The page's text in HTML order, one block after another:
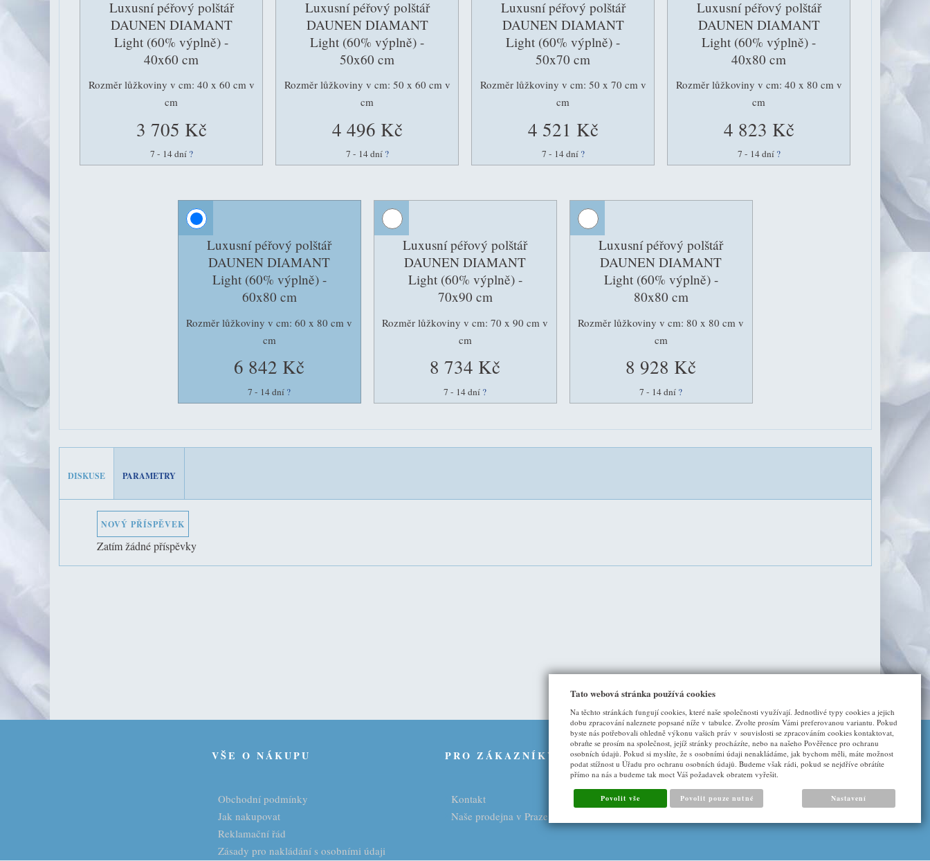
Luxusní péřový polštář
DAUNEN DIAMANT
Light (60% výplně) -
40x60 cm
Rozměr lůžkoviny v cm: 40 x 60 cm v
cm
3 705 Kč
7 - 14 dní ?
Luxusní péřový polštář
DAUNEN DIAMANT
Light (60% výplně) -
50x60 cm
Rozměr lůžkoviny v cm: 50 x 60 cm v
cm
4 496 Kč
7 - 14 dní ?
Luxusní péřový polštář
DAUNEN DIAMANT
Light (60% výplně) -
50x70 cm
Rozměr lůžkoviny v cm: 50 x 70 cm v
cm
4 521 Kč
7 - 14 dní ?
Luxusní péřový polštář
DAUNEN DIAMANT
Light (60% výplně) -
40x80 cm
Rozměr lůžkoviny v cm: 40 x 80 cm v
cm
4 823 Kč
7 - 14 dní ?
Luxusní péřový polštář
DAUNEN DIAMANT
Light (60% výplně) -
60x80 cm
Rozměr lůžkoviny v cm: 60 x 80 cm v
cm
6 842 Kč
7 - 14 dní ?
Luxusní péřový polštář
DAUNEN DIAMANT
Light (60% výplně) -
70x90 cm
Rozměr lůžkoviny v cm: 70 x 90 cm v
cm
8 734 Kč
7 - 14 dní ?
Luxusní péřový polštář
DAUNEN DIAMANT
Light (60% výplně) -
80x80 cm
Rozměr lůžkoviny v cm: 80 x 80 cm v
cm
8 928 Kč
7 - 14 dní ?
DISKUSE PARAMETRY
NOVÝ PŘÍSPĚVEK
Zatím žádné příspěvky
VŠE O NÁKUPU
Obchodní podmínky
Jak nakupovat
Reklamační řád
Zásady pro nakládání s osobními údaji
PRO ZÁKAZNÍKY
Kontakt
Naše prodejna v Praze
DALŠÍ ODKAZY
O nás
Tato webová stránka používá cookies
Na těchto stránkách fungují cookies, které naše společnosti využívají. Jednotlivé typy cookies a jejich
dobu zpracování naleznete popsané níže v tabulce. Zvolte prosím Vámi preferovanou variantu. Pokud
byste nás potřebovali ohledně výkonu vašich práv v souvislosti se zpracováním cookies kontaktovat,
obraťte se prosím na společnost, jejíž stránky procházíte, nebo na našeho Pověřence pro ochranu
osobních údajů. Pokud si myslíte, že s osobními údaji nenakládáme, jak bychom měli, máte možnost
podat stížnost u Úřadu pro ochranu osobních údajů. Budeme však rádi, pokud se nejdříve obrátíte
přímo na nás a budeme tak moct Váš požadavek obratem vyřešit.
Povolit vše Povolit pouze nutné Nastavení